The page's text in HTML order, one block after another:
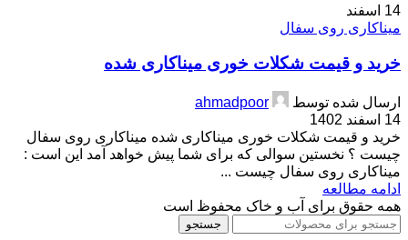
14 اسفند
میناکاری روی سفال
خرید و قیمت شکلات خوری میناکاری شده
ارسال شده توسط
ahmadpoor
14 اسفند 1402
خرید و قیمت شکلات خوری میناکاری شده میناکاری روی سفال
چیست ؟ نخستین سوالی که برای شما پیش خواهد آمد این است :
میناکاری روی سفال چیست ...
ادامه مطالعه
همه حقوق برای آب و خاک محفوظ است
جستجو